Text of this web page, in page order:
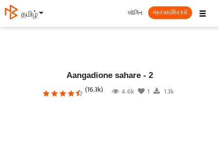
தமிழ் ☰
લૉગિન મફત પ્રકાશિત કરો
Aangadione sahare - 2
(16.3k) 4.6k 1 1.3k